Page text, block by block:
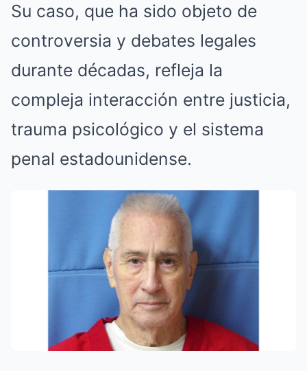
Su caso, que ha sido objeto de
controversia y debates legales
durante décadas, refleja la
compleja interacción entre justicia,
trauma psicológico y el sistema
penal estadounidense.